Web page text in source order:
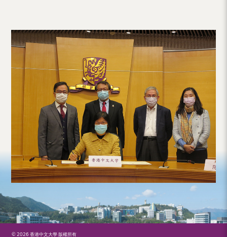
© 2026 香港中文大學 版權所有